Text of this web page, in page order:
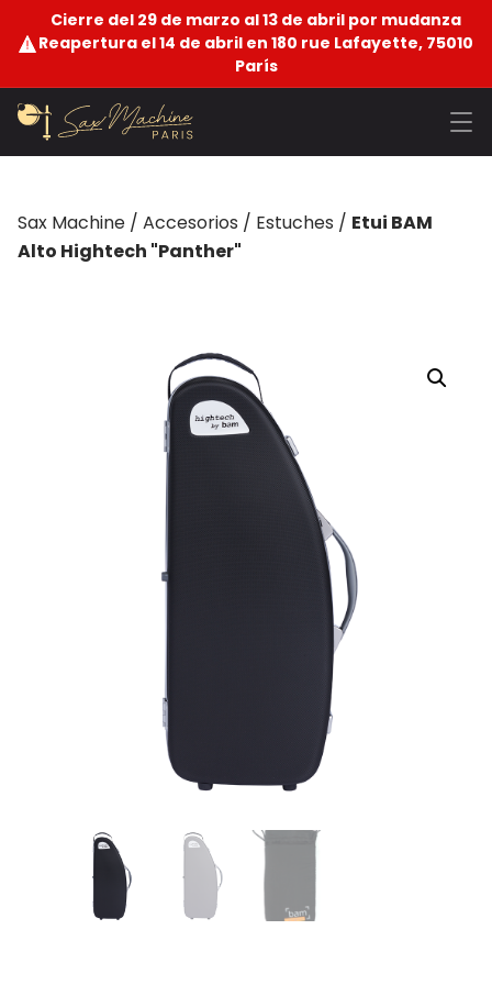
Cierre del 29 de marzo al 13 de abril por mudanza
Reapertura el 14 de abril en 180 rue Lafayette, 75010
París
Sax Machine / Accesorios / Estuches / Etui BAM
Alto Hightech "Panther"